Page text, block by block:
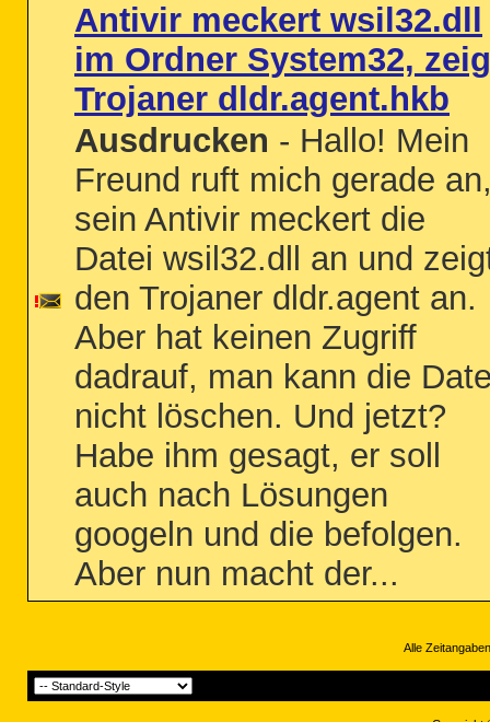
Antivir meckert wsil32.dll
im Ordner System32,
Trojaner dldr.agent.hkb
Ausdrucken - Hallo! Mein
Freund ruft mich gerade
sein Antivir meckert die
Datei wsil32.dll an und
den Trojaner dldr.agent an.
Aber hat keinen Zugriff
dadrauf, man kann die
nicht löschen. Und jetzt?
Habe ihm gesagt, er soll
auch nach Lösungen
googeln und die befolgen.
Aber nun macht der...
Alle